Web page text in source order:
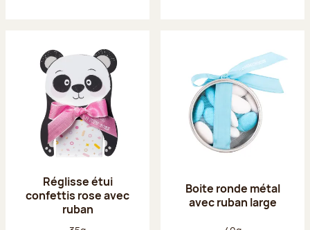
Réglisse étui
confettis rose avec
ruban
Boite ronde métal
avec ruban large